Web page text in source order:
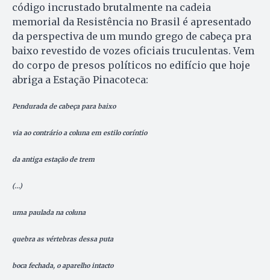
código incrustado brutalmente na cadeia
memorial da Resistência no Brasil é apresentado
da perspectiva de um mundo grego de cabeça pra
baixo revestido de vozes oficiais truculentas. Vem
do corpo de presos políticos no edifício que hoje
abriga a Estação Pinacoteca:
Pendurada de cabeça para baixo
via ao contrário a coluna em estilo coríntio
da antiga estação de trem
(…)
uma paulada na coluna
quebra as vértebras dessa puta
boca fechada, o aparelho intacto